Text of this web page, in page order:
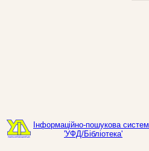
Інформаційно-пошукова
'УФД/Бібліотека'